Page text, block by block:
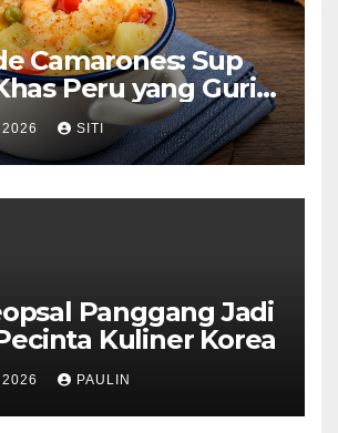
Camarones: Sup
Peru yang Gurih
SITI
Panggang Jadi
Kuliner Korea
PAULIN